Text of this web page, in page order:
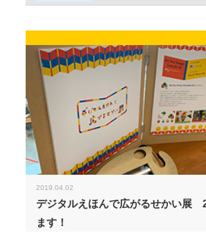
2019.04.02
デジタルえほんで広がるせかい展
ます！